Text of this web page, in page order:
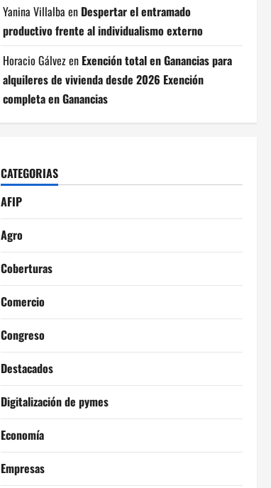
Yanina Villalba en Despertar el entramado
productivo frente al individualismo externo
Horacio Gálvezen Exención total en Ganancias para
alquileres de vivienda desde 2026 Exención
completa en Ganancias
CATEGORIAS
AFIP
Agro
Coberturas
Comercio
Congreso
Destacados
Digitalización de pymes
Economía
Empresas